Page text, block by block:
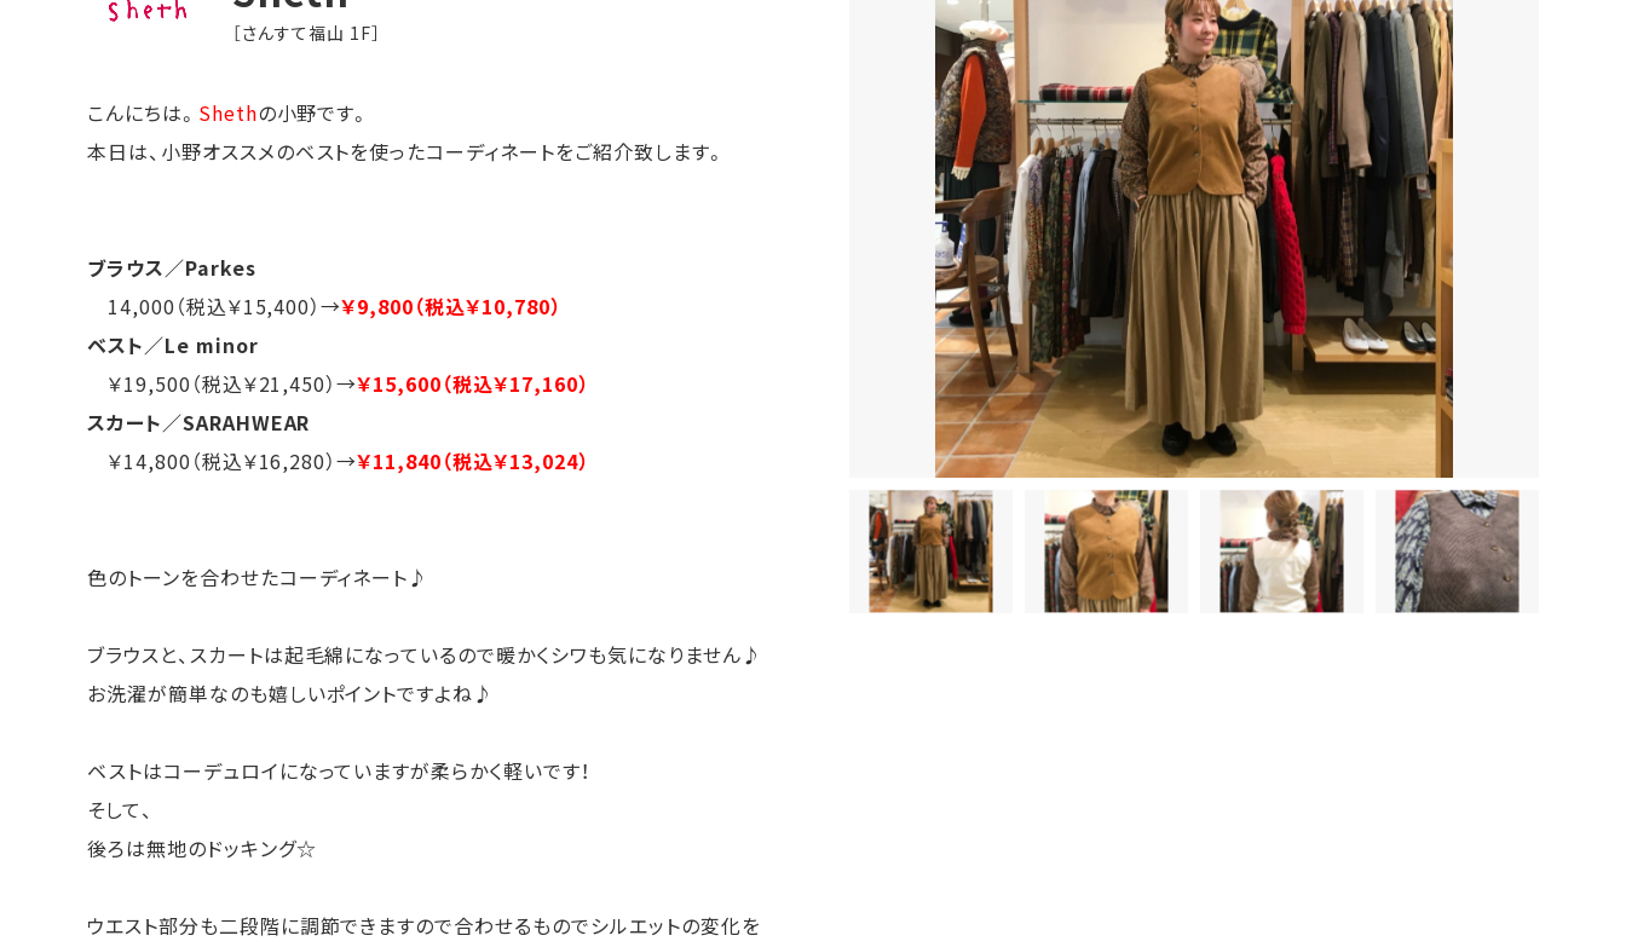
［さんすて福山 1F］
こんにちは。 Shethの小野です。
本日は、小野オススメのベストを使ったコーディネートをご紹介致します。
ブラウス／Parkes
14,000（税込￥15,400）→￥9,800（税込￥10,780）
ベスト／Le minor
￥19,500（税込￥21,450）→￥15,600（税込￥17,160）
スカート／SARAHWEAR
￥14,800（税込￥16,280）→￥11,840（税込￥13,024）
色のトーンを合わせたコーディネート♪
ブラウスと、スカートは起毛綿になっているので暖かくシワも気になりません♪
お洗濯が簡単なのも嬉しいポイントですよね♪
ベストはコーデュロイになっていますが柔らかく軽いです！
そして、
後ろは無地のドッキング☆
ウエスト部分も二段階に調節できますので合わせるものでシルエットの変化を